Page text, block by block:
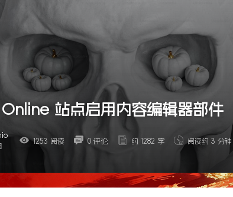
站点启用内容编辑器部件
1253 阅读 0 评论 约 1282 字 阅读约 3 分钟